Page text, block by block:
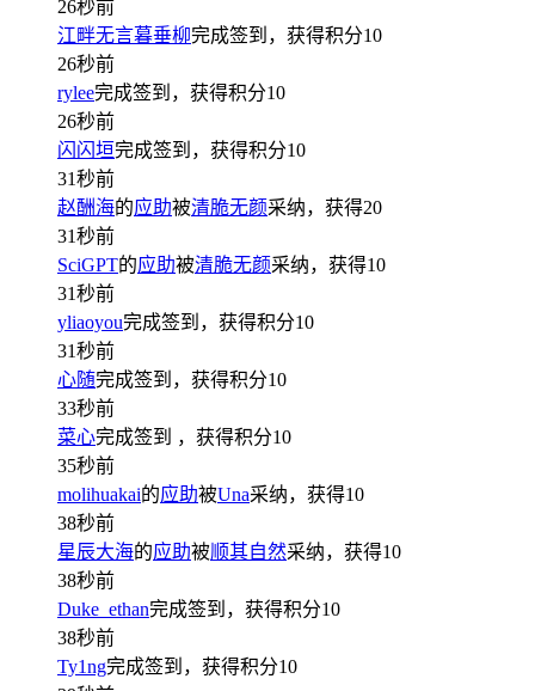
26秒前
江畔无言暮垂柳完成签到，获得积分10
26秒前
rylee完成签到，获得积分10
26秒前
闪闪垣完成签到，获得积分10
31秒前
赵酬海的应助被清脆无颜采纳，获得20
31秒前
SciGPT的应助被清脆无颜采纳，获得10
31秒前
yliaoyou完成签到，获得积分10
31秒前
心随完成签到，获得积分10
33秒前
菜心完成签到 ，获得积分10
35秒前
molihuakai的应助被Una采纳，获得10
38秒前
星辰大海的应助被顺其自然采纳，获得10
38秒前
Duke_ethan完成签到，获得积分10
38秒前
Ty1ng完成签到，获得积分10